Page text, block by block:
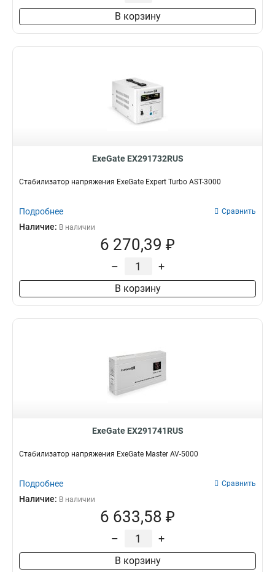
В корзину
ExeGate EX291732RUS
Стабилизатор напряжения ExeGate Expert Turbo AST-3000
Подробнее Сравнить
Наличие: В наличии
6 270,39 ₽
– +
В корзину
ExeGate EX291741RUS
Стабилизатор напряжения ExeGate Master AV-5000
Подробнее Сравнить
Наличие: В наличии
6 633,58 ₽
– +
В корзину